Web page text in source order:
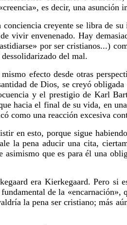
es decir, una
creyente se libra de
vivir envenenado. Hay
por ser cristianos...)
del mal.
efecto desde otras
de Dios, se creyó
y el prestigio de Karl
hacia el final de su vida, en
como una reacción excesiva
en esto, porque sigue
la pena aducir una cita,
asimismo que es para él una
era Kierkegaard. Pero si
de la
la pena ser cristiano; más